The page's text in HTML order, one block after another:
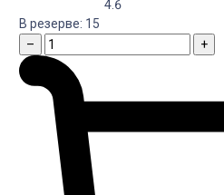
4.6
В резерве: 15
–
+